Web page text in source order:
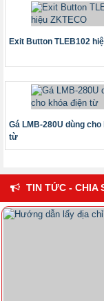
Exit Button TLEB102
Gá LMB-280U dùng cho
từ
TIN TỨC - CHIA